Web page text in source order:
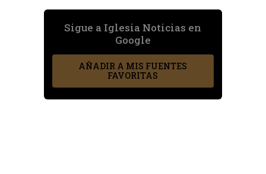
Sigue a Iglesia Noticias en
Google
AÑADIR A MIS FUENTES
FAVORITAS